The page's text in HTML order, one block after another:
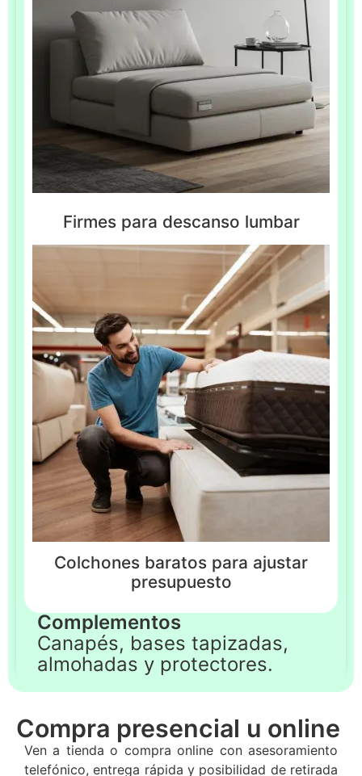
Firmes para descanso lumbar
Colchones baratos para ajustar
presupuesto
Complementos
Canapés, bases tapizadas,
almohadas y protectores.
Compra presencial u online
Ven a tienda o compra online con asesoramiento
telefónico, entrega rápida y posibilidad de retirada